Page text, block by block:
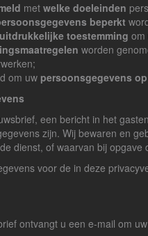
met welke doeleinden
beperkt
toestemming om
worden
om uw persoonsgegevens
een bericht in het
zijn. Wij bewaren en
dienst, of waarvan bij
voor de in deze
ontvangt u een e-mail om